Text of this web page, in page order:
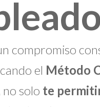
compromiso
el Método
no solo te